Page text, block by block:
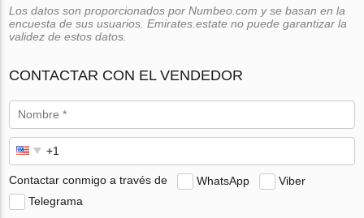
Los datos son proporcionados por Numbeo.com y se basan en la
encuesta de sus usuarios. Emirates.estate no puede garantizar la
validez de estos datos.
CONTACTAR CON EL VENDEDOR
Contactar conmigo a través de WhatsApp
Viber
Telegrama